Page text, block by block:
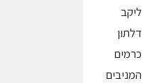
ליקב
דלתון
כרמים
המניבים